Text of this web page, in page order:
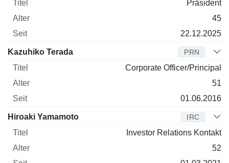
Präsident
45
22.12.2025
Kazuhiko Terada PRN
Corporate Officer/Principal
51
01.06.2016
Hiroaki Yamamoto IRC
Investor Relations Kontakt
52